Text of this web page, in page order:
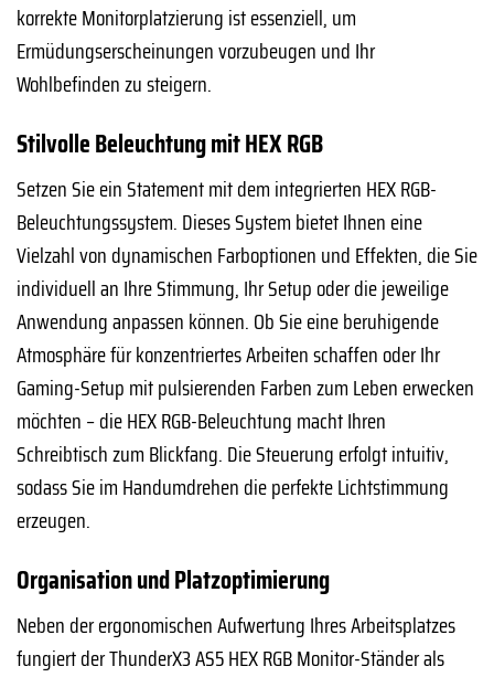
korrekte Monitorplatzierung ist essenziell, um
Ermüdungserscheinungen vorzubeugen und Ihr
Wohlbefinden zu steigern.
Stilvolle Beleuchtung mit HEX RGB
Setzen Sie ein Statement mit dem integrierten HEX RGB-
Beleuchtungssystem. Dieses System bietet Ihnen eine
Vielzahl von dynamischen Farboptionen und Effekten, die Sie
individuell an Ihre Stimmung, Ihr Setup oder die jeweilige
Anwendung anpassen können. Ob Sie eine beruhigende
Atmosphäre für konzentriertes Arbeiten schaffen oder Ihr
Gaming-Setup mit pulsierenden Farben zum Leben erwecken
möchten – die HEX RGB-Beleuchtung macht Ihren
Schreibtisch zum Blickfang. Die Steuerung erfolgt intuitiv,
sodass Sie im Handumdrehen die perfekte Lichtstimmung
erzeugen.
Organisation und Platzoptimierung
Neben der ergonomischen Aufwertung Ihres Arbeitsplatzes
fungiert der ThunderX3 AS5 HEX RGB Monitor-Ständer als